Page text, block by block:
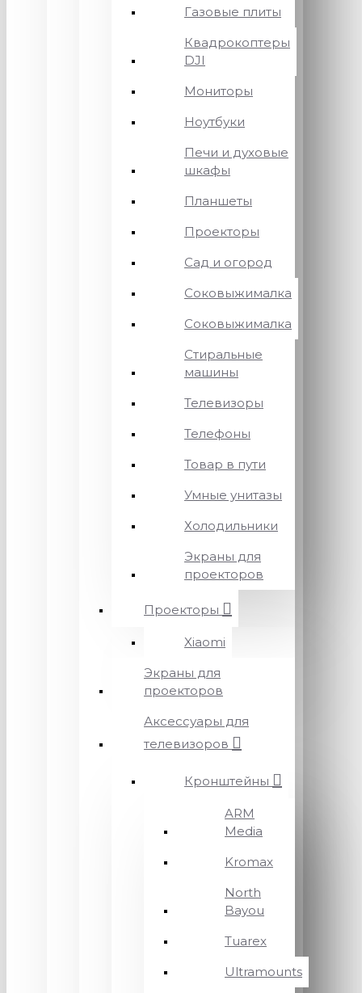
Газовые плиты
Квадрокоптеры
DJI
Мониторы
Ноутбуки
Печи и духовые
шкафы
Планшеты
Проекторы
Сад и огород
Соковыжималка
Соковыжималка
Стиральные
машины
Телевизоры
Телефоны
Товар в пути
Умные унитазы
Холодильники
Экраны для
проекторов
Проекторы
Xiaomi
Экраны для
проекторов
Аксессуары для
телевизоров
Кронштейны
ARM
Media
Kromax
North
Bayou
Tuarex
Ultramounts